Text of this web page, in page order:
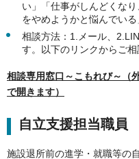
い」「仕事がしんどくな
をやめようかと悩んでい
相談方法：1.メール、
す。以下のリンクからご相
相談専用窓口～こもれび～（
で開きます）
自立支援担当職員
施設退所前の進学・就職等の